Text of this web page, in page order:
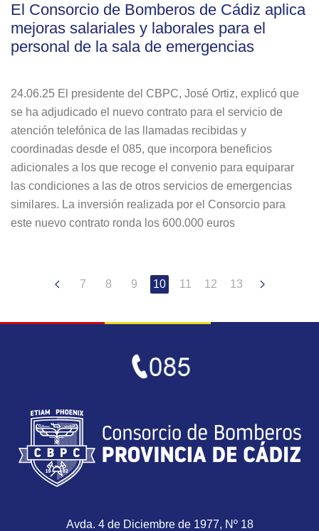
El Consorcio de Bomberos de Cádiz aplica
mejoras salariales y laborales para el
personal de la sala de emergencias
24.06.25 El presidente del CBPC, José Ortiz, explicó que
se ha adjudicado el nuevo contrato para el servicio de
atención telefónica de las llamadas recibidas y
coordinadas desde el 085, que incorpora beneficios
adicionales a los que recoge el convenio para equiparar
las condiciones a las de otros servicios de emergencias
similares. La inversión realizada por el Consorcio para
este nuevo contrato ronda los 600.000 euros
7 8 9 10 11 12 13
Avda. 4 de Diciembre de 1977, Nº 18